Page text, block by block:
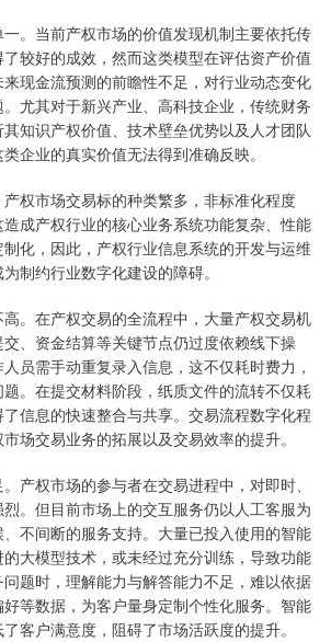
。当前产权市场的价值发现机制主要依托传
较好的成效，然而这类模型在评估资产价值
现金流预测的前瞻性不足，对行业动态变化
尤其对于新兴产业、高科技企业，传统财务
知识产权价值、技术壁垒优势以及人才团队
企业的真实价值无法得到准确反映。
权市场交易标的种类繁多，非标准化程度
成产权行业的核心业务系统功能复杂、性能
化，因此，产权行业信息系统的开发与运维
制约行业数字化建设的障碍。
。在产权交易的全流程中，大量产权交易机
、资金结算等关键节点仍过度依赖线下操
员需手动重复录入信息，这不仅耗时费力，
。在提交材料阶段，纸质文件的流转不仅耗
信息的快速整合与共享。交易流程数字化程
场交易业务的拓展以及交易效率的提升。
产权市场的参与者在交易进程中，对即时、
。但目前市场上的交互服务仍以人工客服为
不间断的服务支持。大量已投入使用的智能
大模型技术，或未经过充分训练，导致功能
题时，理解能力与解答能力不足，难以依据
等数据，为客户量身定制个性化服务。智能
客户满意度，阻碍了市场活跃度的提升。